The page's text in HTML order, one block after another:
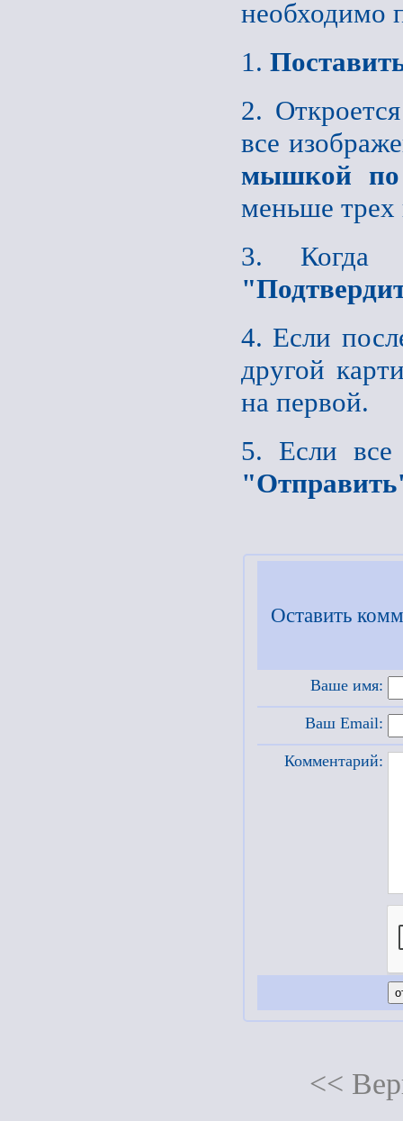
необходимо
1.
2.
все
мышкой по
меньше трех
3. Когда
4. Если
другой
на первой.
5. Если все
Оставить
Ваше имя:
Ваш Email:
Комментарий:
<<